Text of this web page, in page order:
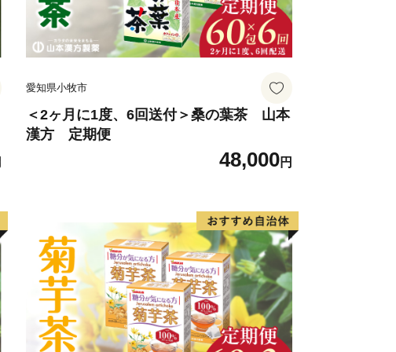
愛知県小牧市
＜2ヶ月に1度、6回送付＞桑の葉茶 山本
漢方 定期便
48,000円